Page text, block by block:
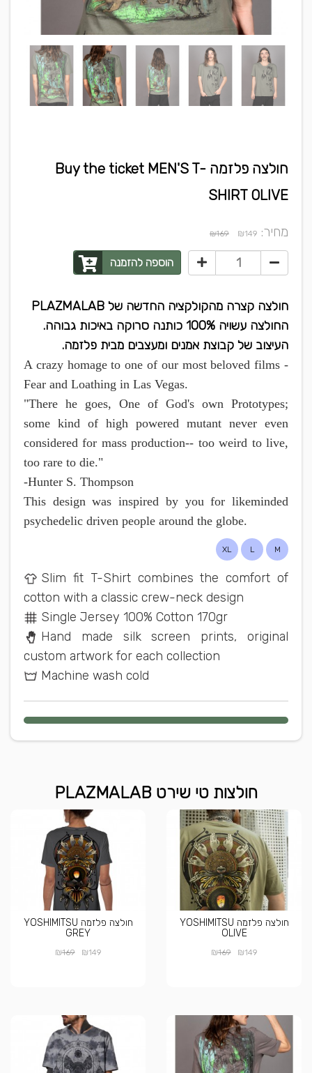
חולצה פלזמה Buy the ticket MEN'S T-
SHIRT OLIVE
מחיר: ₪149
₪169
הוספה להזמנה
חולצה קצרה מהקולקציה החדשה של PLAZMALAB
החולצה עשויה 100% כותנה סרוקה באיכות גבוהה.
העיצוב של קבוצת אמנים ומעצבים מבית פלזמה.
A crazy homage to one of our most beloved films -
Fear and Loathing in Las Vegas.
"There he goes, One of God's own Prototypes;
some kind of high powered mutant never even
considered for mass production-- too weird to live,
too rare to die."
-Hunter S. Thompson
This design was inspired by you for likeminded
psychedelic driven people around the globe.
M
L
XL
Slim fit T-Shirt combines the comfort of
cotton with a classic crew-neck design
Single Jersey 100% Cotton 170gr
Hand made silk screen prints, original
custom artwork for each collection
Machine wash cold
חולצות טי שירט PLAZMALAB
חולצה פלזמה YOSHIMITSU
OLIVE
₪149
₪169
חולצה פלזמה YOSHIMITSU
GREY
₪149
₪169